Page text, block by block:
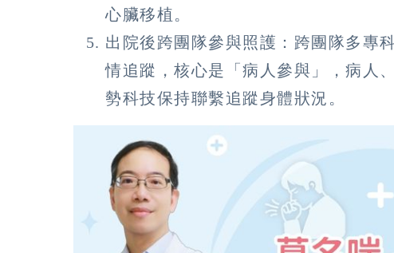
心臟移植。
出院後跨團隊參與照護： 跨團隊多專
情追蹤，核心是「病人參與」，病人
勢科技保持聯繫追蹤身體狀況。